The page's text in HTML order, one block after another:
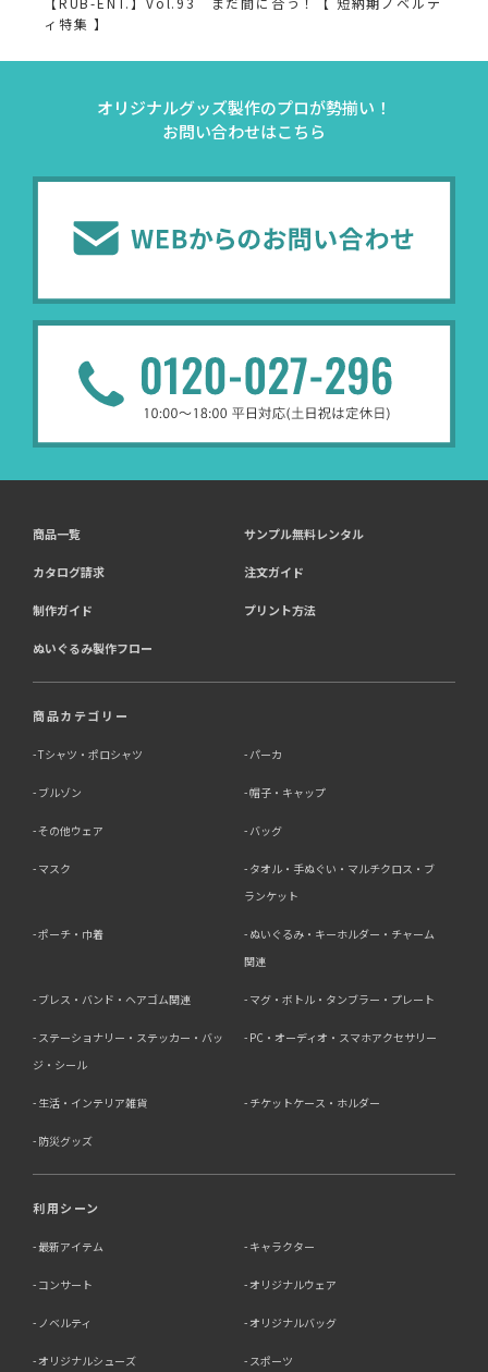
ィ特集 】
オリジナルグッズ製作のプロが勢揃い！
お問い合わせはこちら
商品一覧 サンプル無料レンタル
カタログ請求 注文ガイド
制作ガイド プリント方法
ぬいぐるみ製作フロー
商品カテゴリー
Tシャツ・ポロシャツ パーカ
ブルゾン 帽子・キャップ
その他ウェア バッグ
マスク
タオル・手ぬぐい・マルチクロス・ブ
ランケット
ポーチ・巾着
ぬいぐるみ・キーホルダー・チャーム
関連
ブレス・バンド・ヘアゴム関連 マグ・ボトル・タンブラー・プレート
ステーショナリー・ステッカー・バッ
ジ・シール
PC・オーディオ・スマホアクセサリー
生活・インテリア雑貨 チケットケース・ホルダー
防災グッズ
利用シーン
最新アイテム キャラクター
コンサート オリジナルウェア
ノベルティ オリジナルバッグ
オリジナルシューズ スポーツ